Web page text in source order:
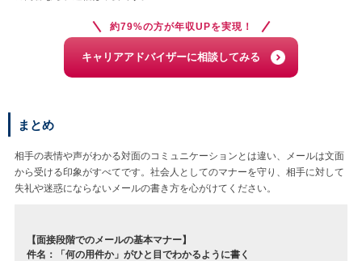
約79%の方が年収UPを実現！
キャリアアドバイザーに相談してみる
まとめ
相手の表情や声がわかる対面のコミュニケーションとは違い、メールは文面
から受ける印象がすべてです。社会人としてのマナーを守り、相手に対して
失礼や迷惑にならないメールの書き方を心がけてください。
【面接段階でのメールの基本マナー】
件名：「何の用件か」がひと目でわかるように書く